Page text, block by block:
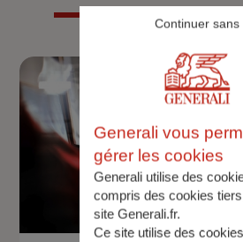
Generali vous
gérer les cookies
Generali utilise des
compris des cookies
site Generali.fr.
Ce site utilise des
Continuer sans